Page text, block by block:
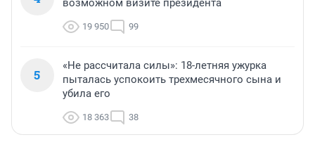
возможном визите президента
19 950 99
5
«Не рассчитала силы»: 18-летняя ужурка
пыталась успокоить трехмесячного сына и
убила его
18 363 38